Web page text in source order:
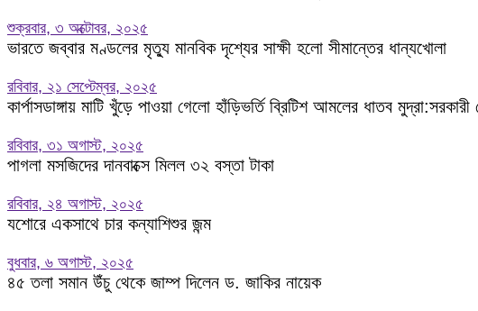
শুক্রবার, ৩ অক্টোবর, ২০২৫
ভারতে জব্বার মণ্ডলের মৃত্যু মানবিক দৃশ্যের সাক্ষী হলো সীমান্তের ধান্যখোলা
রবিবার, ২১ সেপ্টেম্বর, ২০২৫
কার্পাসডাঙ্গায় মাটি খুঁড়ে পাওয়া গেলো হাঁড়িভর্তি ব্রিটিশ আমলের ধাতব
রবিবার, ৩১ অগাস্ট, ২০২৫
পাগলা মসজিদের দানবাক্সে মিলল ৩২ বস্তা টাকা
রবিবার, ২৪ অগাস্ট, ২০২৫
যশোরে একসাথে চার কন্যাশিশুর জন্ম
বুধবার, ৬ অগাস্ট, ২০২৫
৪৫ তলা সমান উঁচু থেকে জাম্প দিলেন ড. জাকির নায়েক